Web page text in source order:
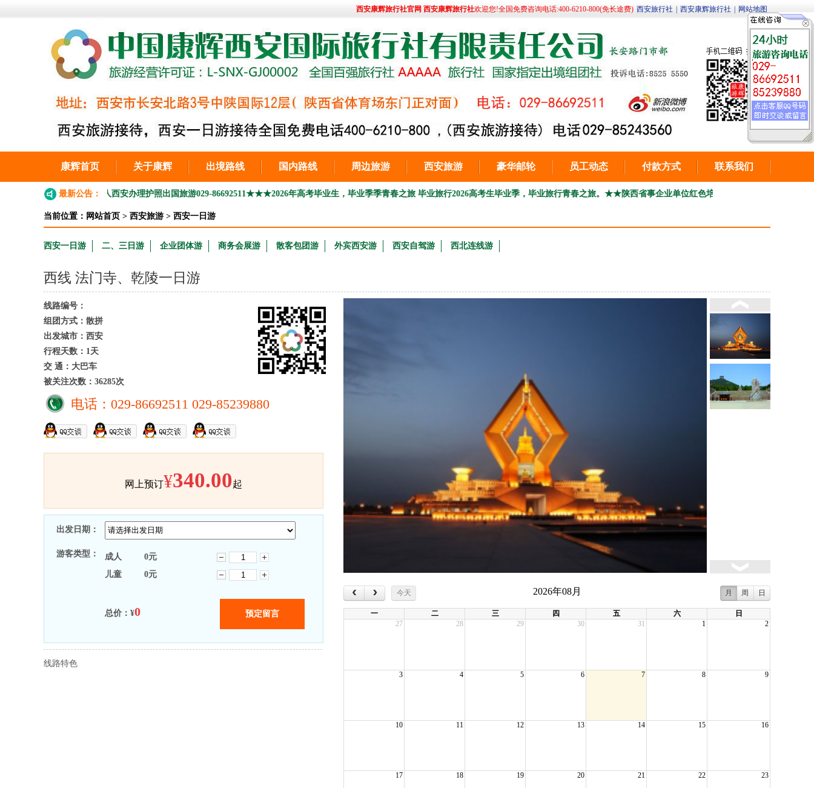
西安康辉旅行社官网 西安康辉旅行社欢迎您!全国免费咨询电话:400-6210-800(免长途费) 西安旅行社 西安康辉旅行社 网站地图
康辉首页 关于康辉 出境路线 国内路线 周边旅游 西安旅游 豪华邮轮 员工动态 付款方式 联系我们
最新公告：
作的外地户口人西安办理护照出国旅游029-86692511★★★2026年高考毕业生，毕业季季青春之旅 毕业旅行 2026高考生毕业季，毕业旅行青春之旅。★★陕西省事企业单位红色培训，团建（部分）线路总汇咨询电话
当前位置： 网站首页 > 西安旅游 > 西安一日游
西安一日游 二、三日游 企业团体游 商务会展游 散客包团游 外宾西安游 西安自驾游 西北连线游
西线 法门寺、乾陵一日游
线路编号：
组团方式：散拼
出发城市：西安
行程天数：1天
交 通：大巴车
被关注次数：36285次
电话：029-86692511 029-85239880
网上预订¥340.00起
出发日期：
游客类型： 成人 0元
儿童
0元
总价：¥0
线路特色
‹ › 今天 2026年08月 月 周 日
一 二 三 四 五 六
日
27
28 29 30 31 1 2
3 4 5 6 7 8 9
10 11 12 13 14 15 16
17 18 19 20 21 22 23